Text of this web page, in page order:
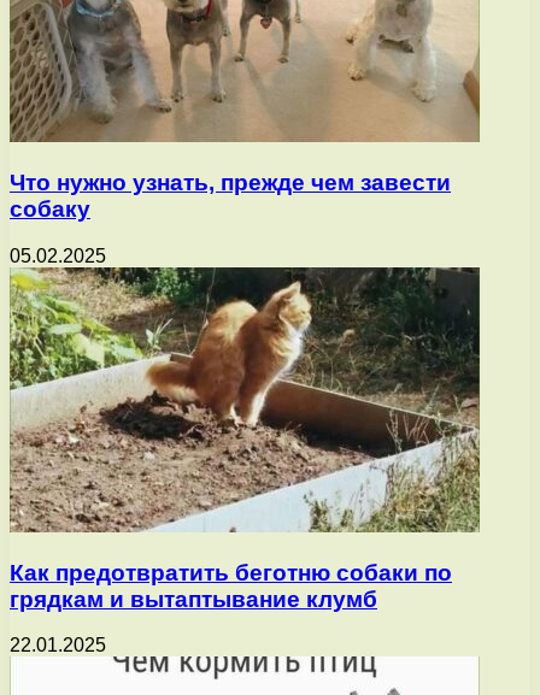
Что нужно узнать, прежде чем завести
собаку
05.02.2025
Как предотвратить беготню собаки по
грядкам и вытаптывание клумб
22.01.2025